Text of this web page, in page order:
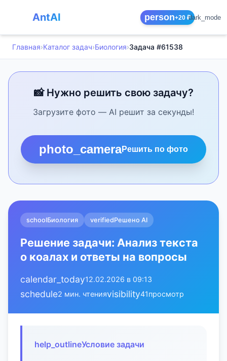
AntAI person+20 ₽dark_mode
Главная›Каталог задач›Биология›Задача #61538
📸 Нужно решить свою задачу?
Загрузите фото — AI решит за секунды!
photo_cameraРешить по фото
schoolБиология verifiedРешено AI
Решение задачи: Анализ текста
о коалах и ответы на вопросы
calendar_today12.02.2026 в 09:13
schedule2 мин. чтенияvisibility41просмотр
help_outlineУсловие задачи